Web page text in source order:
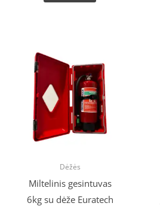
Dėžės
Miltelinis gesintuvas
6kg su dėže Euratech